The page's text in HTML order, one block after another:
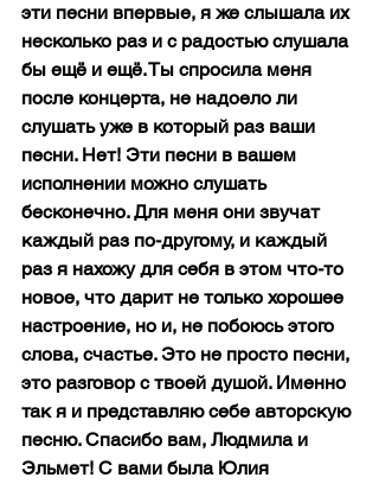
эти песни впервые, я же слышала их
несколько раз и с радостью слушала
бы ещё и ещё. Ты спросила меня
после концерта, не надоело ли
слушать уже в который раз ваши
песни. Нет! Эти песни в вашем
исполнении можно слушать
бесконечно. Для меня они звучат
каждый раз по-другому, и каждый
раз я нахожу для себя в этом что-то
новое, что дарит не только хорошее
настроение, но и, не побоюсь этого
слова, счастье. Это не просто песни,
это разговор с твоей душой. Именно
так я и представляю себе авторскую
песню. Спасибо вам, Людмила и
Эльмет! С вами была Юлия